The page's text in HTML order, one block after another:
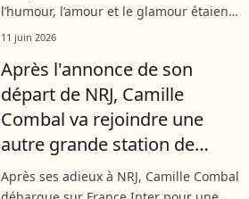
l’humour, l’amour et le glamour étaient
au rendez-vous pour clore en beauté
majeur. Pour la grande soirée...
11 juin 2026
Après l'annonce de son
départ de NRJ, Camille
Combal va rejoindre une
autre grande station de
radio
Après ses adieux à NRJ, Camille Combal